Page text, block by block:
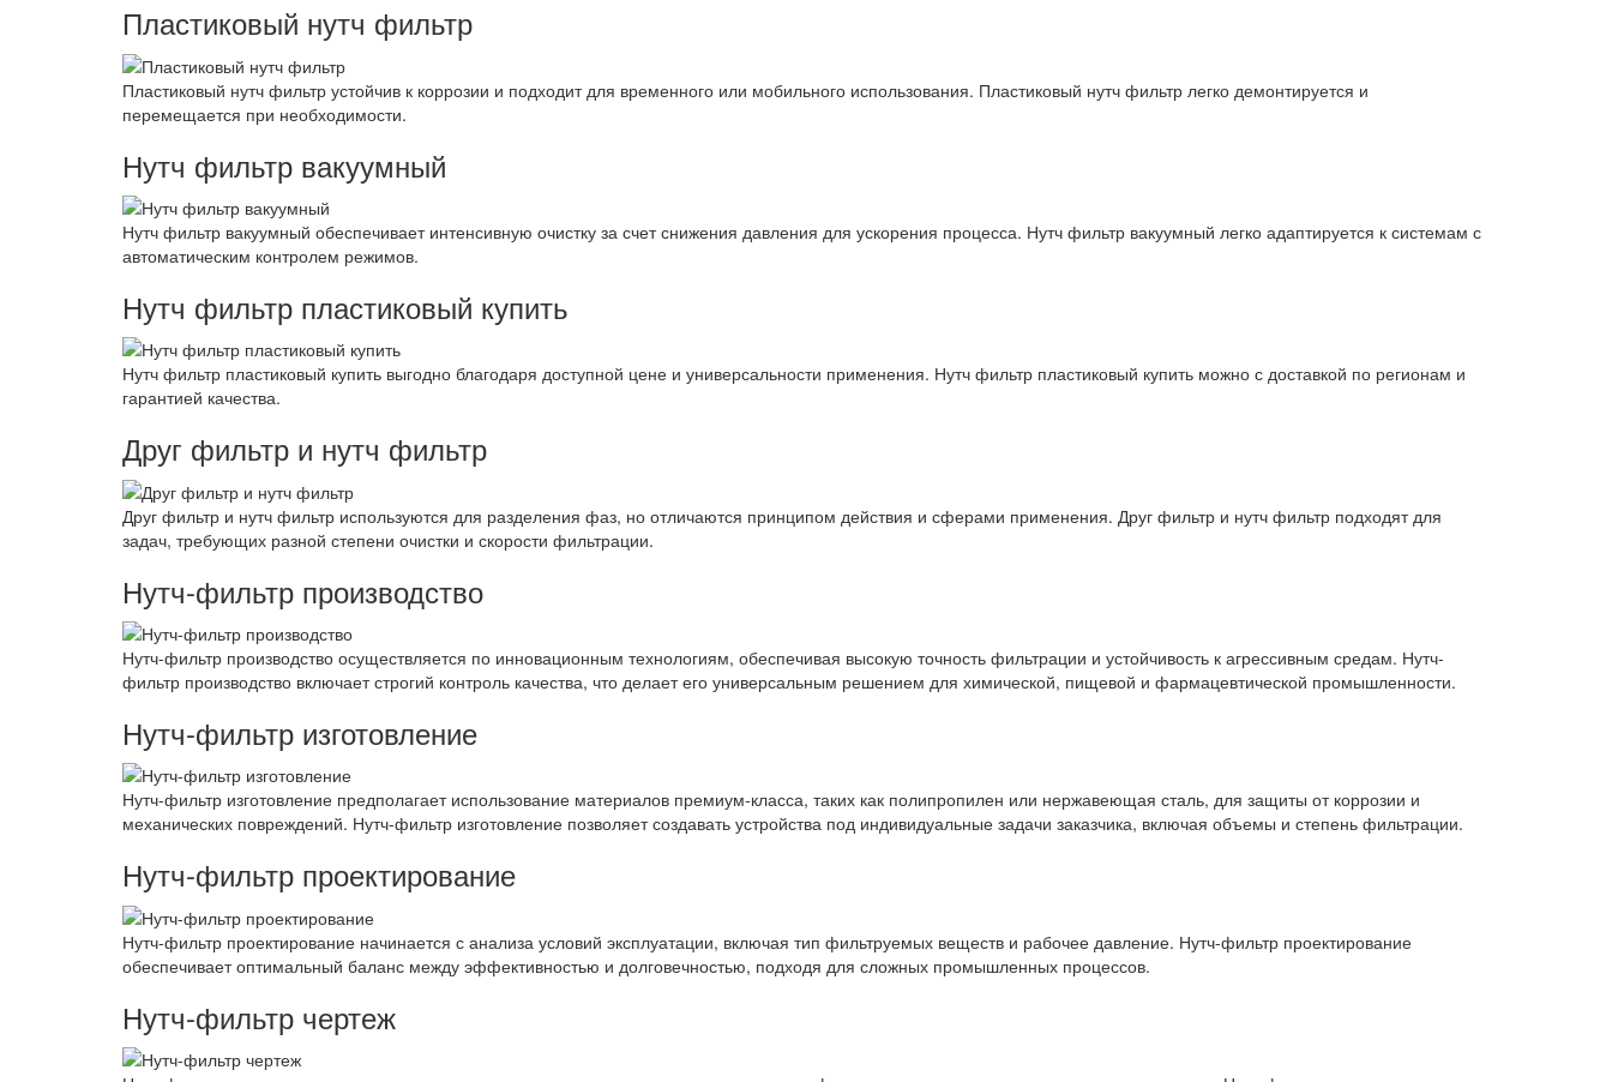
Пластиковый нутч фильтр
Пластиковый нутч фильтр устойчив к коррозии и подходит для временного или мобильного использования. Пластиковый нутч фильтр легко демонтируется и
перемещается при необходимости.
Нутч фильтр вакуумный
Нутч фильтр вакуумный обеспечивает интенсивную очистку за счет снижения давления для ускорения процесса. Нутч фильтр вакуумный легко адаптируется к системам с
автоматическим контролем режимов.
Нутч фильтр пластиковый купить
Нутч фильтр пластиковый купить выгодно благодаря доступной цене и универсальности применения. Нутч фильтр пластиковый купить можно с доставкой по регионам и
гарантией качества.
Друг фильтр и нутч фильтр
Друг фильтр и нутч фильтр используются для разделения фаз, но отличаются принципом действия и сферами применения. Друг фильтр и нутч фильтр подходят для
задач, требующих разной степени очистки и скорости фильтрации.
Нутч-фильтр производство
Нутч-фильтр производство осуществляется по инновационным технологиям, обеспечивая высокую точность фильтрации и устойчивость к агрессивным средам. Нутч-
фильтр производство включает строгий контроль качества, что делает его универсальным решением для химической, пищевой и фармацевтической промышленности.
Нутч-фильтр изготовление
Нутч-фильтр изготовление предполагает использование материалов премиум-класса, таких как полипропилен или нержавеющая сталь, для защиты от коррозии и
механических повреждений. Нутч-фильтр изготовление позволяет создавать устройства под индивидуальные задачи заказчика, включая объемы и степень фильтрации.
Нутч-фильтр проектирование
Нутч-фильтр проектирование начинается с анализа условий эксплуатации, включая тип фильтруемых веществ и рабочее давление. Нутч-фильтр проектирование
обеспечивает оптимальный баланс между эффективностью и долговечностью, подходя для сложных промышленных процессов.
Нутч-фильтр чертеж